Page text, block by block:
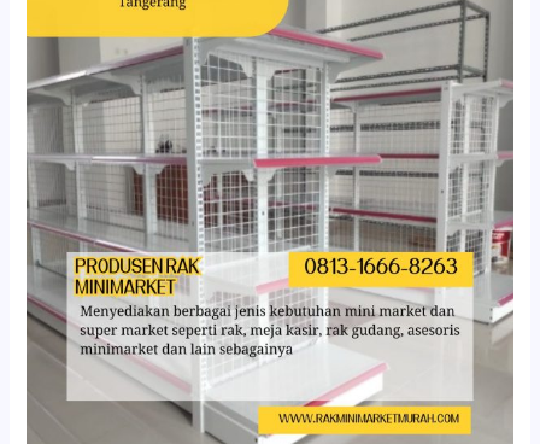
Gondola
Kamis
Tangerang